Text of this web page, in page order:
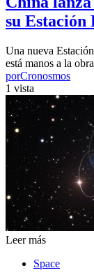
su Estación
Una nueva
está manos a la
porCronosmos
1 vista
Leer más
Space